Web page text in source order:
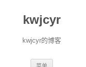
kwjcyr
kwjcyr的博客